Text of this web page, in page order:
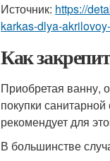
Источник: https://
karkas-dlya-
Как
Приобретая ванну,
покупки
рекомендует для
В большинстве